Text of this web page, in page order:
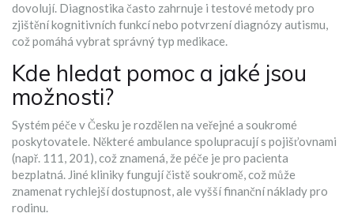
dovolují. Diagnostika často zahrnuje i testové metody pro
zjištění kognitivních funkcí nebo potvrzení diagnózy autismu,
což pomáhá vybrat správný typ medikace.
Kde hledat pomoc a jaké jsou
možnosti?
Systém péče v Česku je rozdělen na veřejné a soukromé
poskytovatele. Některé ambulance spolupracují s pojišťovnami
(např. 111, 201), což znamená, že péče je pro pacienta
bezplatná. Jiné kliniky fungují čistě soukromě, což může
znamenat rychlejší dostupnost, ale vyšší finanční náklady pro
rodinu.